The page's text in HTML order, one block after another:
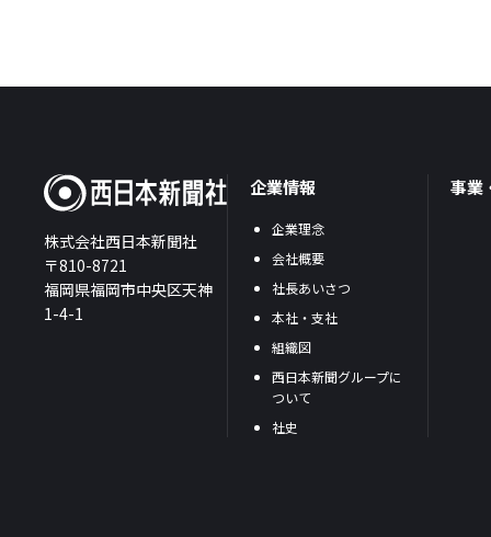
株式会社西日本新聞社
〒810-8721
福岡県福岡市中央区天神
1-4-1
企業情報
企業理念
会社概要
社長あいさつ
本社・支社
組織図
西日本新聞グループに
ついて
社史
事業